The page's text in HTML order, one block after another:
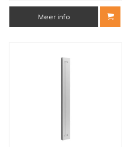
Meer info